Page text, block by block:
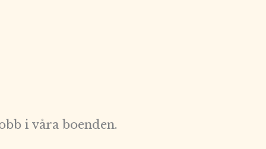
i våra boenden.